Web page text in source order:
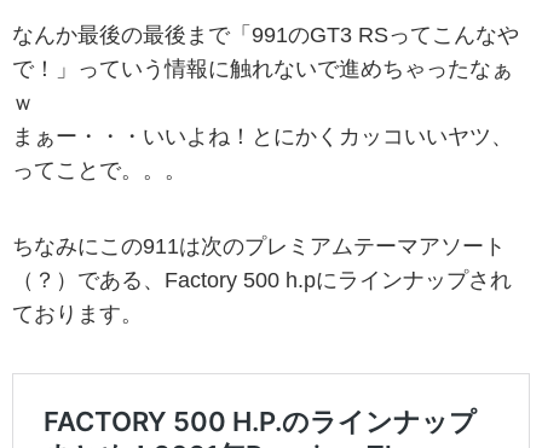
なんか最後の最後まで「991のGT3 RSってこんなや
で！」っていう情報に触れないで進めちゃったなぁ
ｗ
まぁー・・・いいよね！とにかくカッコいいヤツ、
ってことで。。。
ちなみにこの911は次のプレミアムテーマアソート
（？）である、Factory 500 h.pにラインナップされ
ております。